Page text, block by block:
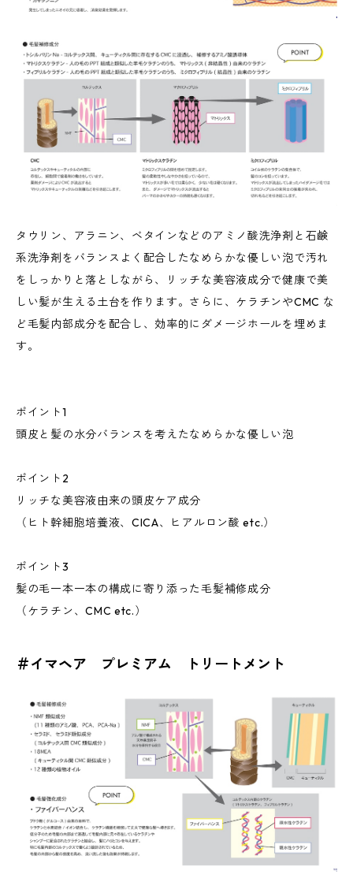
タウリン、アラニン、ベタインなどのアミノ酸洗浄剤と石鹸
系洗浄剤をバランスよく配合したなめらかな優しい泡で汚れ
をしっかりと落としながら、リッチな美容液成分で健康で美
しい髪が生える土台を作ります。さらに、ケラチンやCMC な
ど毛髪内部成分を配合し、効率的にダメージホールを埋めま
す。
ポイント1
頭皮と髪の水分バランスを考えたなめらかな優しい泡
ポイント2
リッチな美容液由来の頭皮ケア成分
（ヒト幹細胞培養液、CICA、ヒアルロン酸 etc.）
ポイント3
髪の毛一本一本の構成に寄り添った毛髪補修成分
（ケラチン、CMC etc.）
＃イマヘア プレミアム トリートメント